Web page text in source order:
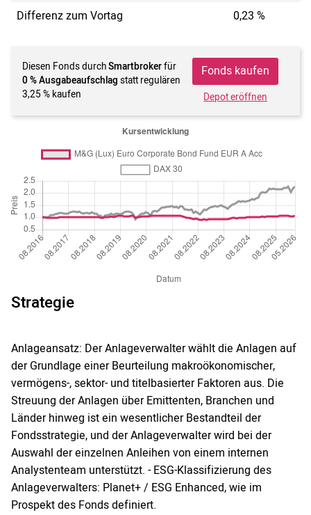
Differenz zum Vortag
0,23 %
Diesen Fonds durchSmartbrokerfür
0 % Ausgabeaufschlag statt regulären
3,25 % kaufen
Fonds kaufen
Depot eröffnen
Strategie
Anlageansatz: Der Anlageverwalter wählt die Anlagen auf
der Grundlage einer Beurteilung makroökonomischer,
vermögens-, sektor- und titelbasierter Faktoren aus. Die
Streuung der Anlagen über Emittenten, Branchen und
Länder hinweg ist ein wesentlicher Bestandteil der
Fondsstrategie, und der Anlageverwalter wird bei der
Auswahl der einzelnen Anleihen von einem internen
Analystenteam unterstützt. - ESG-Klassifizierung des
Anlageverwalters: Planet+ / ESG Enhanced, wie im
Prospekt des Fonds definiert.